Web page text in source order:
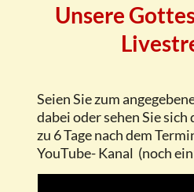
Unsere
Seien Sie zum
dabei oder sehen Sie
zu 6 Tage nach dem
YouTube- Kanal (noch